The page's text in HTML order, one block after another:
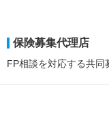
保険募集代理店
FP相談を対応する共同